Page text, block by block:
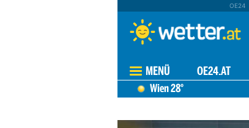
OE24
MENÜ OE24.AT
Wien28°